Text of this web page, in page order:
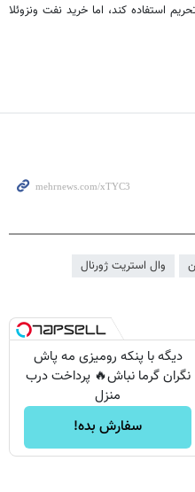
استفاده کند، اما خرید نفت ونزوئلا
وال استریت ژورنال
دیگه با پنکه رومیزی مه پاش
نگران گرما نباش🔥 پرداخت درب
منزل
سفارش بده!